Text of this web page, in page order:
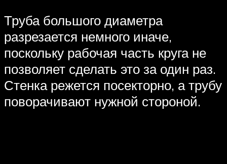
Труба большого диаметра
разрезается немного иначе,
поскольку рабочая часть круга не
позволяет сделать это за один раз.
Стенка режется посекторно, а трубу
поворачивают нужной стороной.